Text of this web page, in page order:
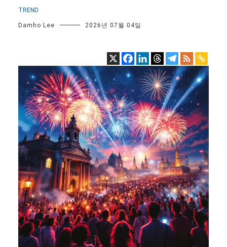
TREND
Damho Lee 2026년 07월 04일